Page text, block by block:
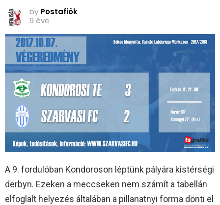
by Postafiók
9 éve
A 9. fordulóban Kondoroson léptünk pályára kistérségi
derbyn. Ezeken a meccseken nem számít a tabellán
elfoglalt helyezés általában a pillanatnyi forma dönti el